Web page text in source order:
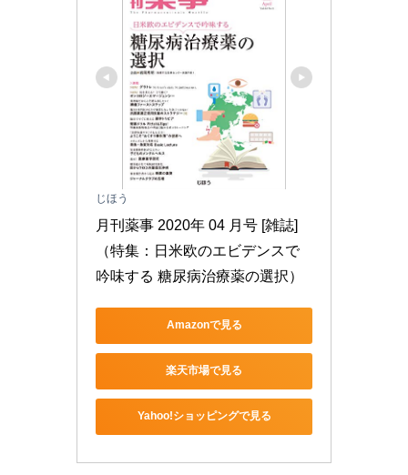
じほう
月刊薬事 2020年 04 月号 [雑誌]
（特集：日米欧のエビデンスで
吟味する 糖尿病治療薬の選択）
Amazonで見る
楽天市場で見る
Yahoo!ショッピングで見る